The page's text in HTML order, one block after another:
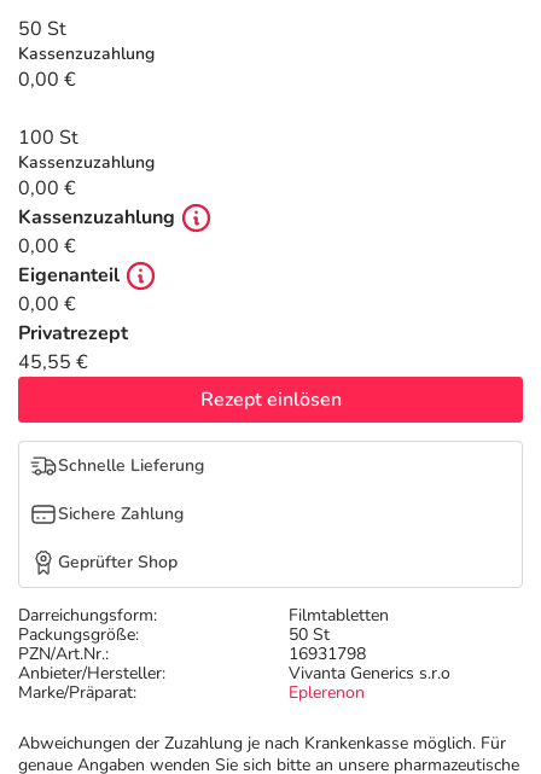
Tierapotheke
Vitamine & Mineralstoffe
Marken
Salus Deals
Darreichungsform:
Filmtabletten
Packungsgröße:
50 St
PZN/Art.Nr.:
16931798
Anbieter/Hersteller:
Vivanta Generics s.r.o
Marke/Präparat:
Eplerenon
Abweichungen der Zuzahlung je nach Krankenkasse möglich. Für
genaue Angaben wenden Sie sich bitte an unsere pharmazeutische
50 St
Kassenzuzahlung
0,00 €
100 St
Kassenzuzahlung
0,00 €
Kassenzuzahlung
0,00 €
Eigenanteil
0,00 €
Privatrezept
45,55 €
Rezept einlösen
Schnelle Lieferung
Sichere Zahlung
Geprüfter Shop